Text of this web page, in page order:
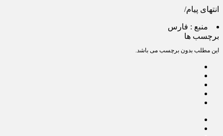
انتهای پیام/
منبع : فارس
برچسب ها
این مطلب بدون برچسب می باشد.